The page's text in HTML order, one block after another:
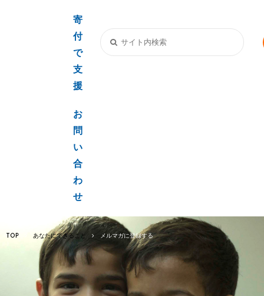
寄
付
で
支
援
お
問
い
合
わ
せ
TOP あなたにできること メルマガに登録する